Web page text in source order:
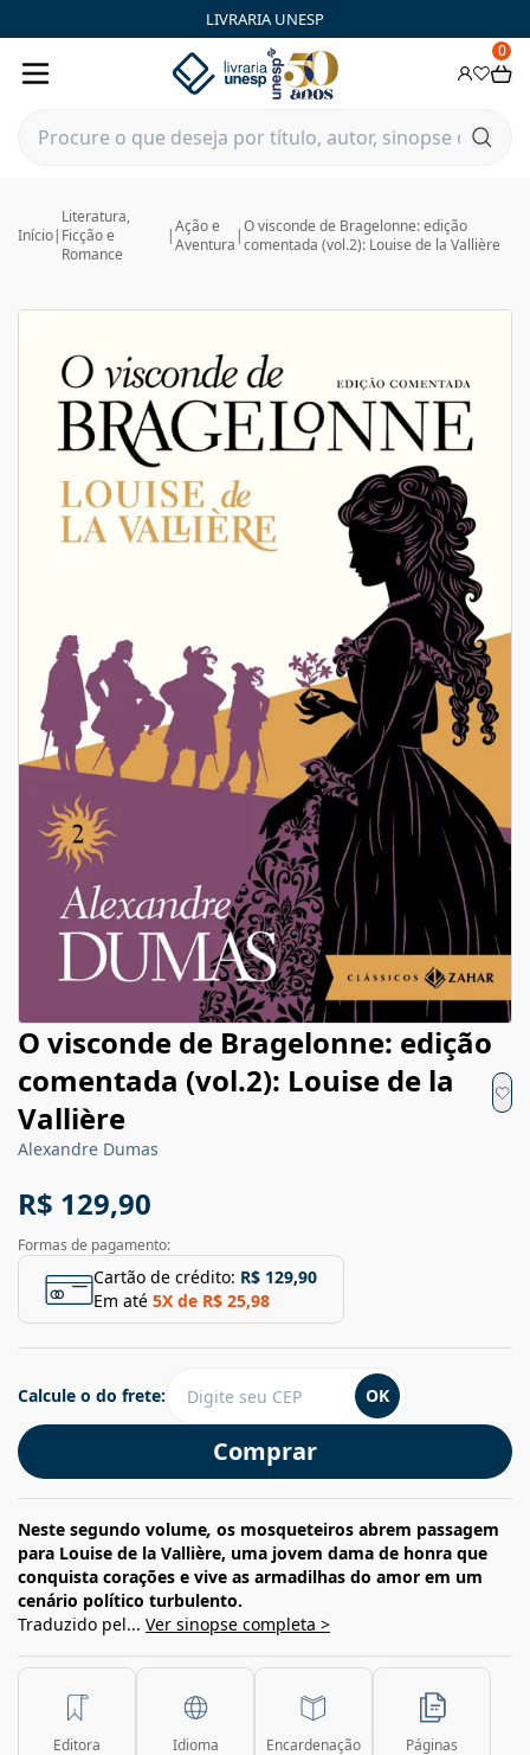
LIVRARIA UNESP
0
Início|
Literatura,
Ficção e
Romance
|Ação e
Aventura |O visconde de Bragelonne: edição
comentada (vol.2): Louise de la Vallière
O visconde de Bragelonne: edição
comentada (vol.2): Louise de la
Vallière
Alexandre Dumas
R$ 129,90
Formas de pagamento:
Cartão de crédito: R$ 129,90
Em até 5X de R$ 25,98
Comprar
Calcule o do frete: OK
Neste segundo volume, os mosqueteiros abrem passagem
para Louise de la Vallière, uma jovem dama de honra que
conquista corações e vive as armadilhas do amor em um
cenário político turbulento.
Traduzido pel... Ver sinopse completa >
Editora Idioma Encardenação Páginas